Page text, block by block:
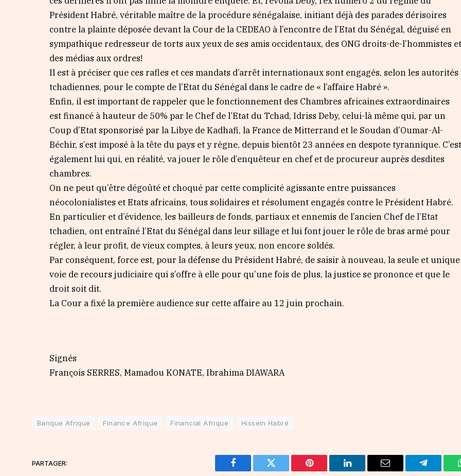
Président Habré, véritable maître de la procédure sénégalaise, initiant déjà des parades dérisoires
contre la plainte déposée devant la Cour de la CEDEAO à l’encontre de l’Etat du Sénégal, déguisé en
sympathique redresseur de torts aux yeux de ses amis occidentaux, des ONG droits-de-l’hommistes
des médias aux ordres!
Il est à préciser que ces rafles et ces mandats d’arrêt internationaux sont engagés, selon les autorités
tchadiennes, pour le compte de l’Etat du Sénégal dans le cadre de « l’affaire Habré ».
Enfin, il est important de rappeler que le fonctionnement des Chambres africaines extraordinaires
est financé à hauteur de 50% par le Chef de l’Etat du Tchad, Idriss Deby, celui-là même qui, par un
Coup d’Etat sponsorisé par la Libye de Kadhafi, la France de Mitterrand et le Soudan d’Oumar-Al-
Béchir, s’est imposé à la tête du pays et y règne, depuis bientôt 23 années en despote tyrannique.
également lui qui, en réalité, va jouer le rôle d’enquêteur en chef et de procureur auprès desdites
chambres.
On ne peut qu’être dégoûté et choqué par cette complicité agissante entre puissances
néocolonialistes et Etats africains, tous solidaires et résolument engagés contre le Président Habré.
En particulier et d’évidence, les bailleurs de fonds, partiaux et ennemis de l’ancien Chef de l’Etat
tchadien, ont entraîné l’Etat du Sénégal dans leur sillage et lui font jouer le rôle de bras armé pour
régler, à leur profit, de vieux comptes, à leurs yeux, non encore soldés.
Par conséquent, force est, pour la défense du Président Habré, de saisir à nouveau, la seule et unique
voie de recours judiciaire qui s’offre à elle pour qu’une fois de plus, la justice se prononce et que le
droit soit dit.
La Cour a fixé la première audience sur cette affaire au 12 juin prochain.
Signés
François SERRES, Mamadou KONATE, Ibrahima DIAWARA
Banque Afrique Finance Afrique Financial Afrique Hissein Habré
PARTAGER:
Facebook Twitter Pinterest LinkedIn Email Telegram